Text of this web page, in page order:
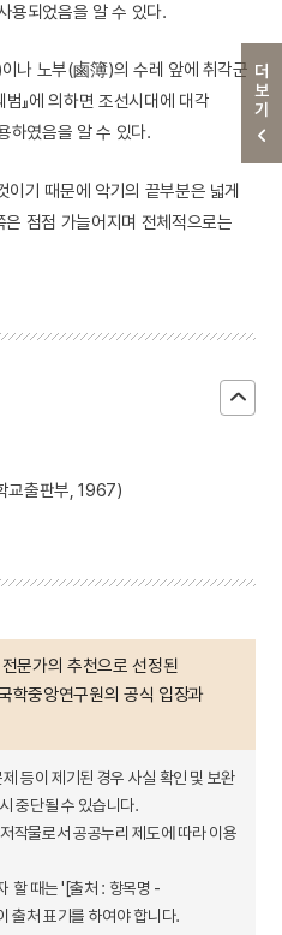
더보기
용되었음을 알 수 있다.
나 노부(鹵簿)의 수레 앞에 취각군
』에 의하면 조선시대에 대각
하였음을 알 수 있다.
이기 때문에 악기의 끝부분은 넓게
점점 가늘어지며 전체적으로는
교출판부, 1967)
문가의 추천으로 선정된
학중앙연구원의 공식 입장과
등이 제기된 경우 사실 확인 및 보완
중단될 수 있습니다.
작물로서 공공누리 제도에 따라 이용
할 때는 '[출처 : 항목명 -
출처 표기를 하여야 합니다.